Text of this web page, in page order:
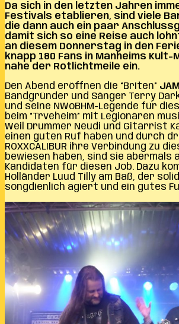
Da sich in den letzten Jahren
Festivals etablieren, sind viele
die dann auch ein paar
damit sich so eine Reise auch
an diesem Donnerstag in den
knapp 180 Fans in Manheims Kult-
nahe der Rotlichtmeile ein.
Den Abend eröffnen die “Briten”
Bandgründer und Sänger Terry
und seine NWoBHM-Legende für
beim “Trveheim” mit Legionären
Weil Drummer Neudi und Gitarrist
einen guten Ruf haben und durch
ROXXCALIBUR ihre Verbindung zu
bewiesen haben, sind sie abermals
Kandidaten für diesen Job. Dazu
Holländer Luud Tilly am Baß, der
songdienlich agiert und ein gutes